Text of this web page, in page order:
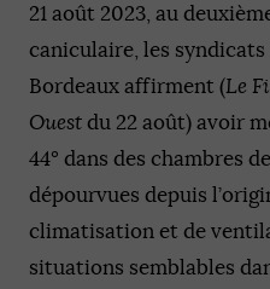
21 août 2023, au
caniculaire, les
Bordeaux affirment (Le
Ouest du 22 août) avoir
44° dans des chambres
dépourvues depuis
climatisation et de
situations semblables